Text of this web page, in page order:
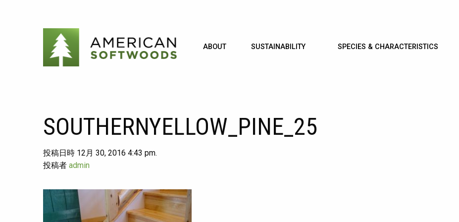
ABOUT SUSTAINABILITY SPECIES & CHARACTERISTICS
SOUTHERNYELLOW_PINE_25
投稿日時 12月 30, 2016 4:43 pm.
投稿者 admin